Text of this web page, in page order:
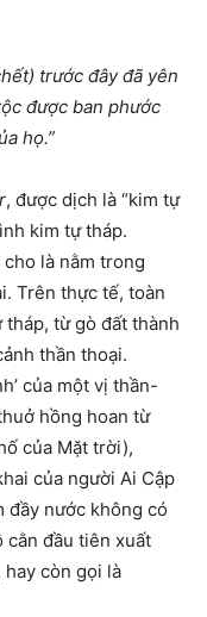
trước đây đã yên
được ban phước
họ.”
, được dịch là “kim tự
kim tự tháp.
là nằm trong
Trên thực tế, toàn
tháp, từ gò đất thành
thần thoại.
của một vị thần-
hồng hoan từ
của Mặt trời),
của người Ai Cập
đầy nước không có
cằn đầu tiên xuất
còn gọi là